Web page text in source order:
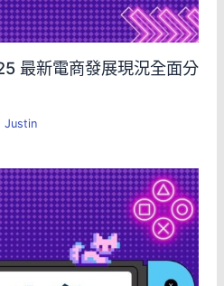
最新電商發展現況全面分
Justin